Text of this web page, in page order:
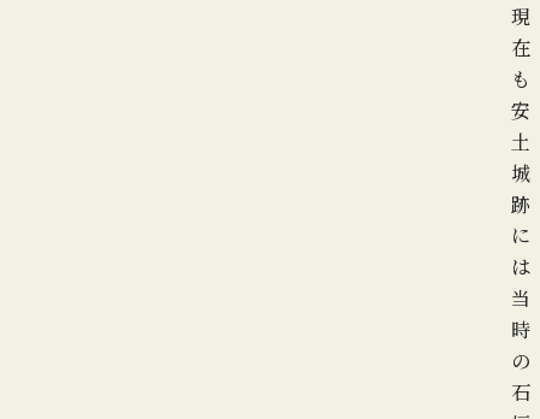
現
在
も
安
土
城
跡
に
は
当
時
の
石